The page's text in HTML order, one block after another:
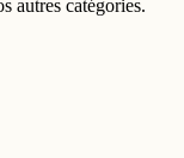
autres catégories.